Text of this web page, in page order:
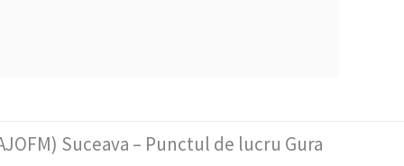
Suceava – Punctul de lucru Gura